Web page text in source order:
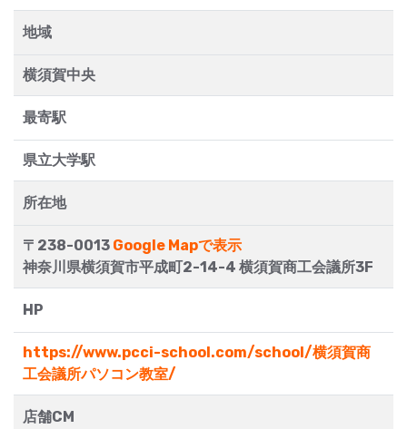
地域
横須賀中央
最寄駅
県立大学駅
所在地
〒238-0013 Google Mapで表示
神奈川県横須賀市平成町2-14-4 横須賀商工会議所3F
HP
https://www.pcci-school.com/school/横須賀商
工会議所パソコン教室/
店舗CM